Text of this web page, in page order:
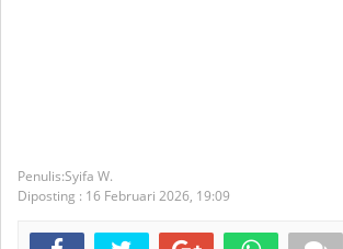
Syifa W.
Diposting : 16 Februari 2026, 19:09